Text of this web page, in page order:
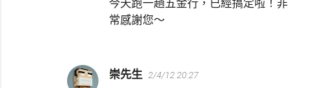
今天跑一趟五金行，已經搞定啦！非
常感謝您～
崇先生 2/4/12 20:27